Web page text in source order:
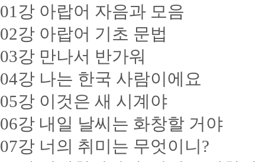
01강 아랍어 자음과 모음
02강 아랍어 기초 문법
03강 만나서 반가워
04강 나는 한국 사람이에요
05강 이것은 새 시계야
06강 내일 날씨는 화창할 거야
07강 너의 취미는 무엇이니?